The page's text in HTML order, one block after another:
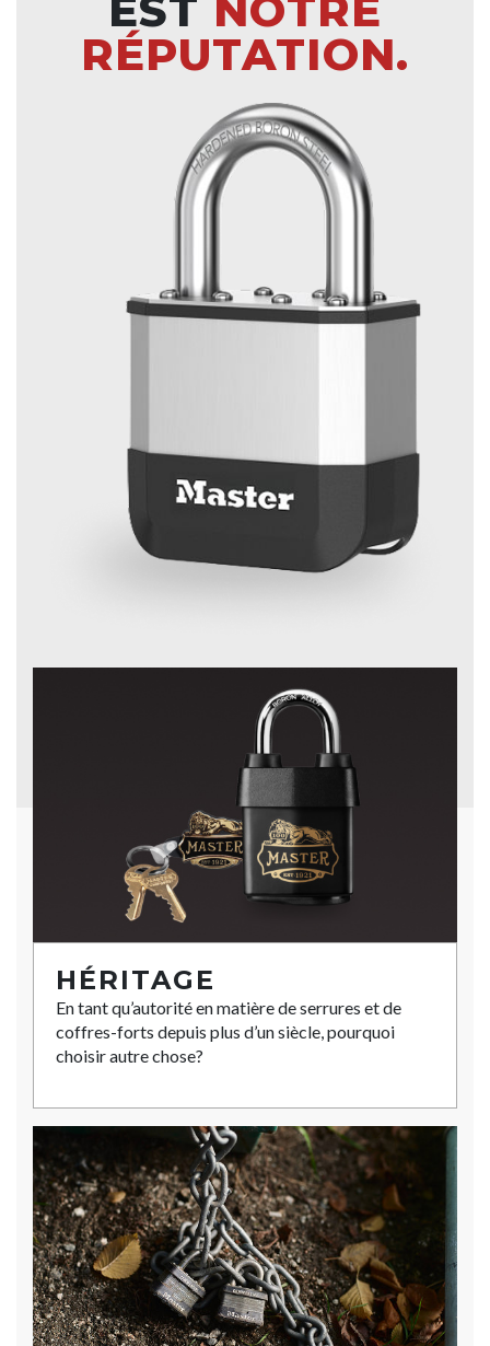
RÉPUTATION.
HÉRITAGE
En tant qu’autorité en matière de serrures et de
coffres-forts depuis plus d’un siècle, pourquoi
choisir autre chose?